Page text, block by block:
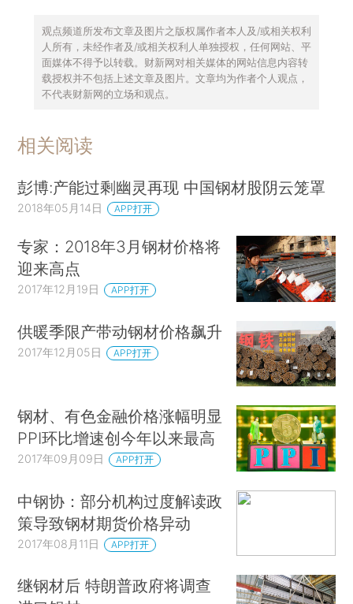
观点频道所发布文章及图片之版权属作者本人及/或相关权利
人所有，未经作者及/或相关权利人单独授权，任何网站、平
面媒体不得予以转载。财新网对相关媒体的网站信息内容转
载授权并不包括上述文章及图片。文章均为作者个人观点，
不代表财新网的立场和观点。
相关阅读
彭博:产能过剩幽灵再现 中国钢材股阴云笼罩
2018年05月14日 APP打开
专家：2018年3月钢材价格将
迎来高点
2017年12月19日 APP打开
供暖季限产带动钢材价格飙升
2017年12月05日 APP打开
钢材、有色金融价格涨幅明显
PPI环比增速创今年以来最高
2017年09月09日 APP打开
中钢协：部分机构过度解读政
策导致钢材期货价格异动
2017年08月11日 APP打开
继钢材后 特朗普政府将调查